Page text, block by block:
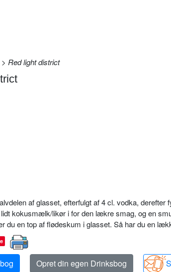
> Red light district
af glasset, efterfulgt af 4 cl. vodka,
kokusmælk/likør i for den lækre smag, og en
du en top af flødeskum i glasset. Så har du en
Opret din egen Drinksbog